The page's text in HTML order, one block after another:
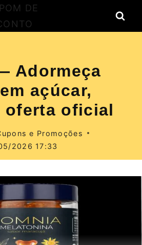
Adormeça
açúcar,
oferta oficial
e Promoções
2026 17:33